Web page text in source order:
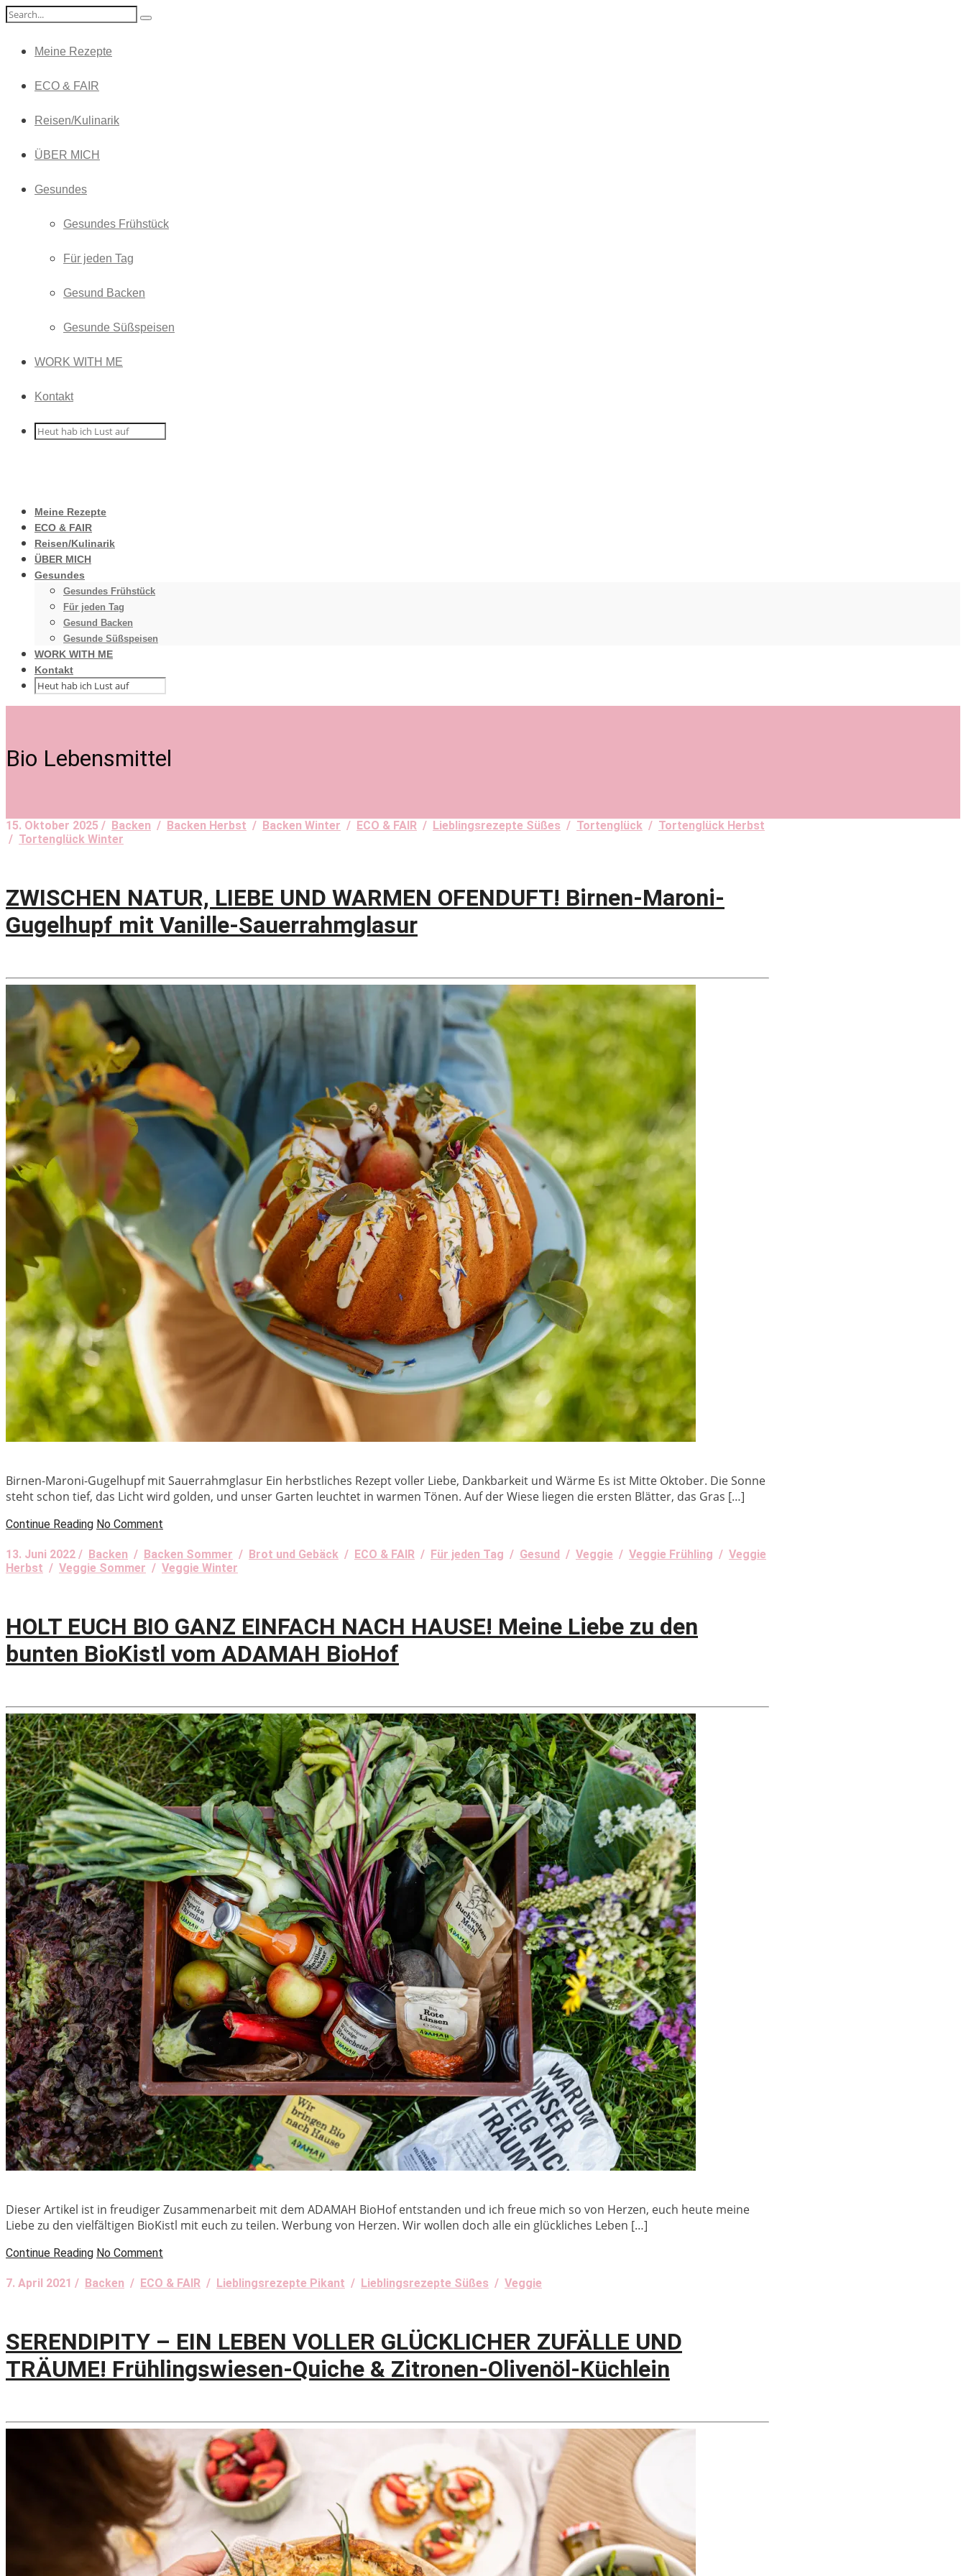
Meine Rezepte
ECO & FAIR
Reisen/Kulinarik
ÜBER MICH
Gesundes
Gesundes Frühstück
Für jeden Tag
Gesund Backen
Gesunde Süßspeisen
WORK WITH ME
Kontakt
Meine Rezepte
ECO & FAIR
Reisen/Kulinarik
ÜBER MICH
Gesundes
Gesundes Frühstück
Für jeden Tag
Gesund Backen
Gesunde Süßspeisen
WORK WITH ME
Kontakt
Bio Lebensmittel
15. Oktober 2025 / Backen / Backen Herbst / Backen Winter / ECO & FAIR / Lieblingsrezepte Süßes / Tortenglück / Tortenglück Herbst
/ Tortenglück Winter
ZWISCHEN NATUR, LIEBE UND WARMEN OFENDUFT! Birnen-Maroni-
Gugelhupf mit Vanille-Sauerrahmglasur
Birnen-Maroni-Gugelhupf mit Sauerrahmglasur Ein herbstliches Rezept voller Liebe, Dankbarkeit und Wärme Es ist Mitte Oktober. Die Sonne
steht schon tief, das Licht wird golden, und unser Garten leuchtet in warmen Tönen. Auf der Wiese liegen die ersten Blätter, das Gras […]
Continue Reading No Comment
13. Juni 2022 / Backen / Backen Sommer / Brot und Gebäck / ECO & FAIR / Für jeden Tag / Gesund / Veggie / Veggie Frühling / Veggie
Herbst / Veggie Sommer / Veggie Winter
HOLT EUCH BIO GANZ EINFACH NACH HAUSE! Meine Liebe zu den
bunten BioKistl vom ADAMAH BioHof
Dieser Artikel ist in freudiger Zusammenarbeit mit dem ADAMAH BioHof entstanden und ich freue mich so von Herzen, euch heute meine
Liebe zu den vielfältigen BioKistl mit euch zu teilen. Werbung von Herzen. Wir wollen doch alle ein glückliches Leben […]
Continue Reading No Comment
7. April 2021 / Backen / ECO & FAIR / Lieblingsrezepte Pikant / Lieblingsrezepte Süßes / Veggie
SERENDIPITY – EIN LEBEN VOLLER GLÜCKLICHER ZUFÄLLE UND
TRÄUME! Frühlingswiesen-Quiche & Zitronen-Olivenöl-Küchlein